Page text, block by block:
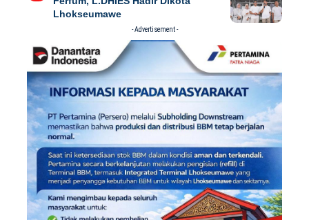
Lhokseumawe
- Advertisement -